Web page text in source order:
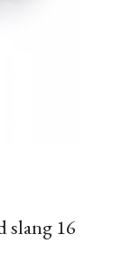
slang 16